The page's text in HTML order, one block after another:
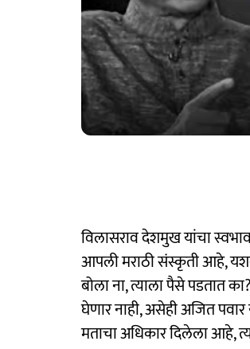
विलासराव देशमुख यांचा
आपली मराठी संस्कृती आहे,
बोला ना, त्याला पैसे पडतात
घेणार नाही, असेही अजित
मताचा अधिकार दिलेला आहे,